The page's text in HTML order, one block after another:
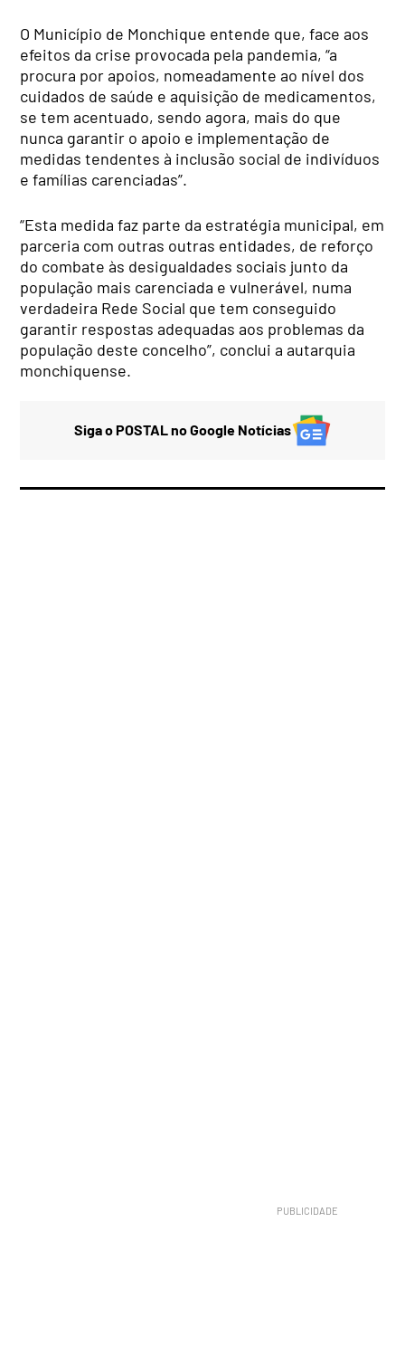
O Município de Monchique entende que, face aos
efeitos da crise provocada pela pandemia, “a
procura por apoios, nomeadamente ao nível dos
cuidados de saúde e aquisição de medicamentos,
se tem acentuado, sendo agora, mais do que
nunca garantir o apoio e implementação de
medidas tendentes à inclusão social de indivíduos
e famílias carenciadas”.
“Esta medida faz parte da estratégia municipal, em
parceria com outras outras entidades, de reforço
do combate às desigualdades sociais junto da
população mais carenciada e vulnerável, numa
verdadeira Rede Social que tem conseguido
garantir respostas adequadas aos problemas da
população deste concelho”, conclui a autarquia
monchiquense.
Siga o POSTAL no Google Notícias